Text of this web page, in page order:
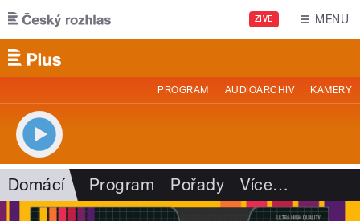
Přejít k hlavnímu obsahu
ŽIVĚ MENU
PROGRAM AUDIOARCHIV KAMERY
Domácí Program Pořady Více…